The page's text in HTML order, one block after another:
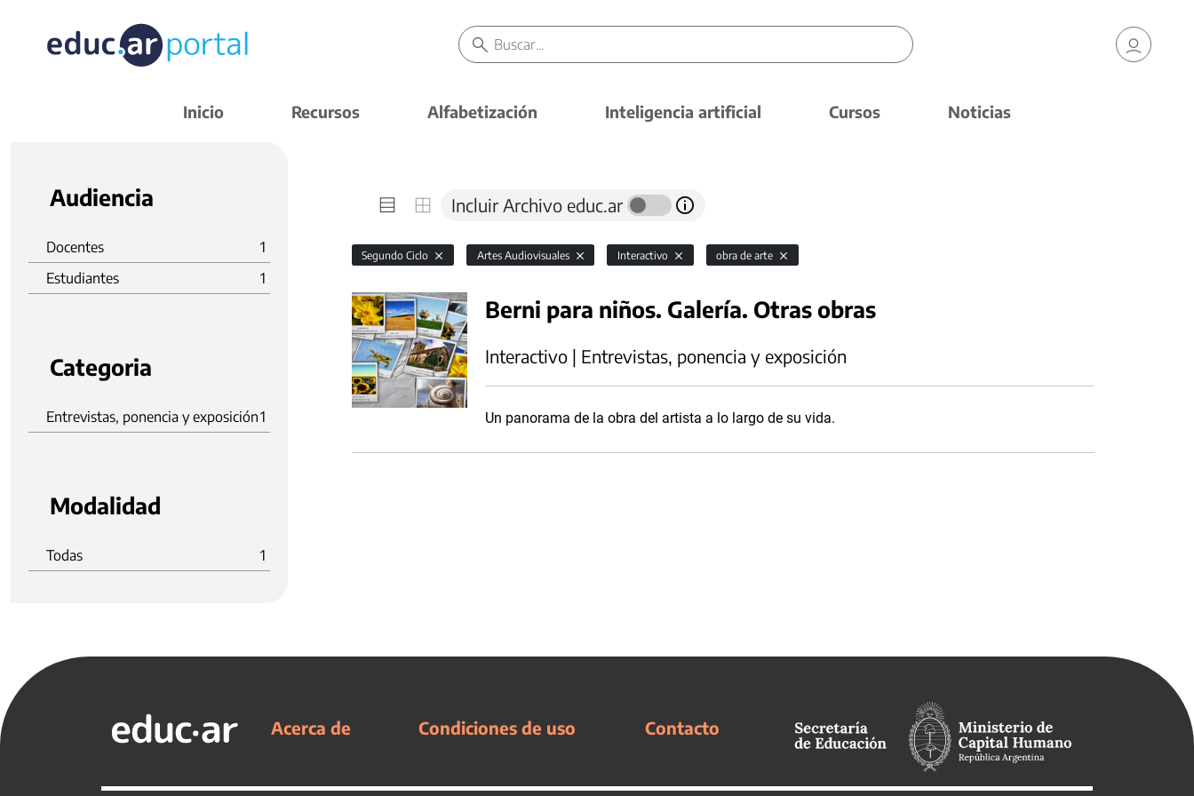
Inicio Recursos Alfabetización Inteligencia artificial Cursos Noticias
Audiencia
Docentes
1
Estudiantes
1
Categoria
Entrevistas, ponencia y exposición1
Modalidad
Todas 1
Incluir Archivo educ.ar
Segundo Ciclo Artes Audiovisuales Interactivo obra de arte
Berni para niños. Galería. Otras obras
Interactivo | Entrevistas, ponencia y exposición
Un panorama de la obra del artista a lo largo de su vida.
Acerca de Condiciones de uso Contacto